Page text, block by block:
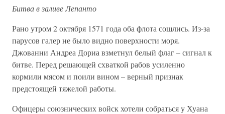
Битва в заливе Лепанто
Рано утром 2 октября 1571 года оба флота сошлись. Из-за
парусов галер не было видно поверхности моря.
Джованни Андреа Дориа взметнул белый флаг – сигнал к
битве. Перед решающей схваткой рабов усиленно
кормили мясом и поили вином – верный признак
предстоящей тяжелой работы.
Офицеры союзнических войск хотели собраться у Хуана